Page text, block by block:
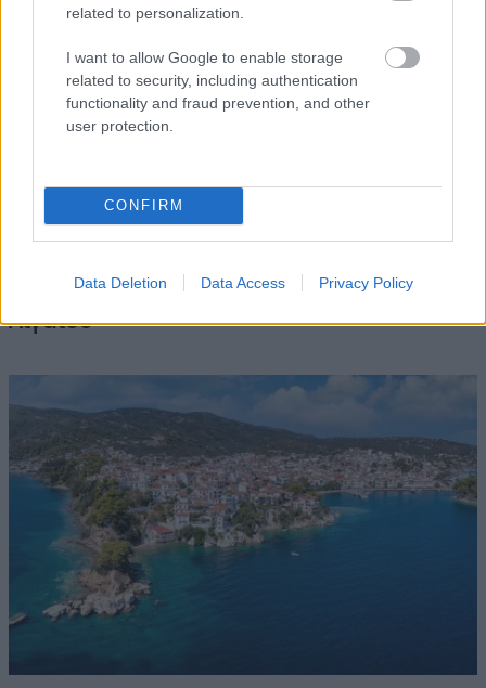
related to personalization.
I want to allow Google to enable storage
related to security, including authentication
functionality and fraud prevention, and other
user protection.
CONFIRM
Data Deletion Data Access Privacy Policy
Λήμνος: Η ήρεμη δύναμη του Βορείου
Αιγαίου